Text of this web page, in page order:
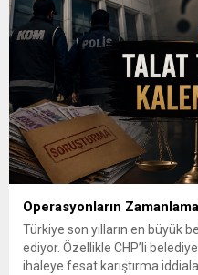
Operasyonların
Türkiye son yılların en büyük
ediyor. Özellikle CHP’li
ihaleye fesat karıştırma